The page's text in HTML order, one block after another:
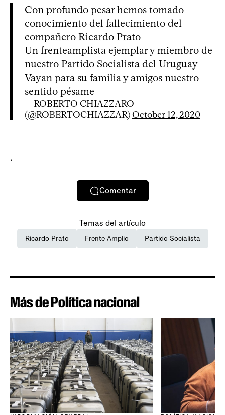
Con profundo pesar hemos tomado
conocimiento del fallecimiento del
compañero Ricardo Prato
Un frenteamplista ejemplar y miembro de
nuestro Partido Socialista del Uruguay
Vayan para su familia y amigos nuestro
sentido pésame
— ROBERTO CHIAZZARO
(@ROBERTOCHIAZZAR)October 12, 2020
.
Comentar
Temas del artículo
Ricardo Prato Frente Amplio Partido Socialista
Más de Política nacional